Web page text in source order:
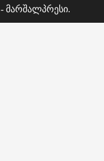
- მარშალპრესი.